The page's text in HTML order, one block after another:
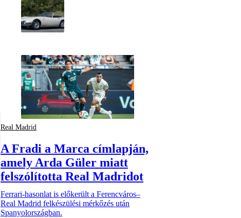
Real Madrid
A Fradi a Marca címlapján,
amely Arda Güler miatt
felszólította Real Madridot
Ferrari-hasonlat is előkerült a Ferencváros–
Real Madrid felkészülési mérkőzés után
Spanyolországban.